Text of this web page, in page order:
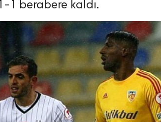
1-1 berabere kaldı.